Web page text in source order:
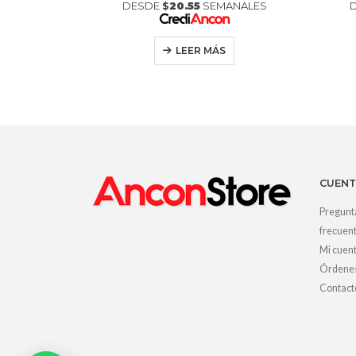
DESDE $20.55SEMANALES
LEER MÁS
Mi